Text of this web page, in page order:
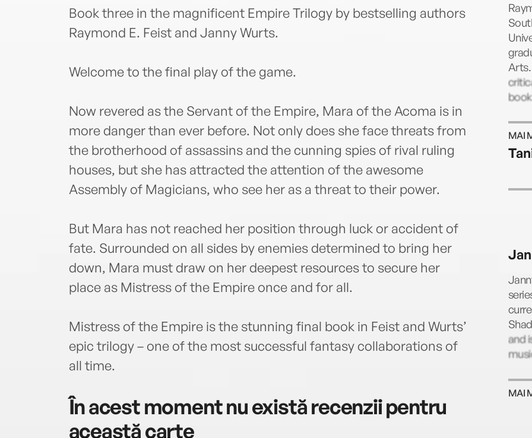
Book three in the magnificent Empire Trilogy by bestselling authors
Raymond E. Feist and Janny Wurts.
Welcome to the final play of the game.
Now revered as the Servant of the Empire, Mara of the Acoma is in
more danger than ever before. Not only does she face threats from
the brotherhood of assassins and the cunning spies of rival ruling
houses, but she has attracted the attention of the awesome
Assembly of Magicians, who see her as a threat to their power.
But Mara has not reached her position through luck or accident of
fate. Surrounded on all sides by enemies determined to bring her
down, Mara must draw on her deepest resources to secure her
place as Mistress of the Empire once and for all.
Mistress of the Empire is the stunning final book in Feist and Wurts’
epic trilogy – one of the most successful fantasy collaborations of
all time.
În acest moment nu există recenzii pentru
această carte
MAI
and
MAI